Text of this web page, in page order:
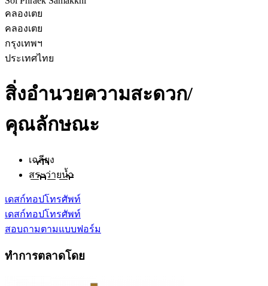
คลองเตย
คลองเตย
กรุงเทพฯ
ประเทศไทย
สิ่งอำนวยความสะดวก/
คุณลักษณะ
เฉลียง
สระว่ายน้ำ
เดสก์ทอปโทรศัพท์
เดสก์ทอปโทรศัพท์
สอบถามตามแบบฟอร์ม
ทำการตลาดโดย